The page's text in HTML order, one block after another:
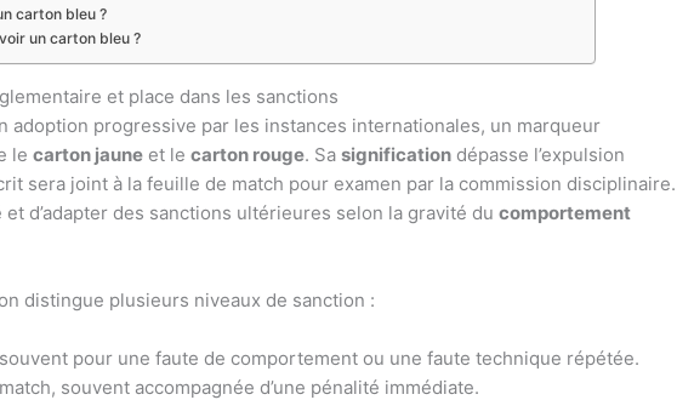
carton bleu ?
un carton bleu ?
et place dans les sanctions
adoption progressive par les instances internationales, un marqueur
le carton jaune et le carton rouge. Sa signification dépasse l’expulsion
sera joint à la feuille de match pour examen par la commission disciplinaire.
d’adapter des sanctions ultérieures selon la gravité du comportement
distingue plusieurs niveaux de sanction :
pour une faute de comportement ou une faute technique répétée.
souvent accompagnée d’une pénalité immédiate.